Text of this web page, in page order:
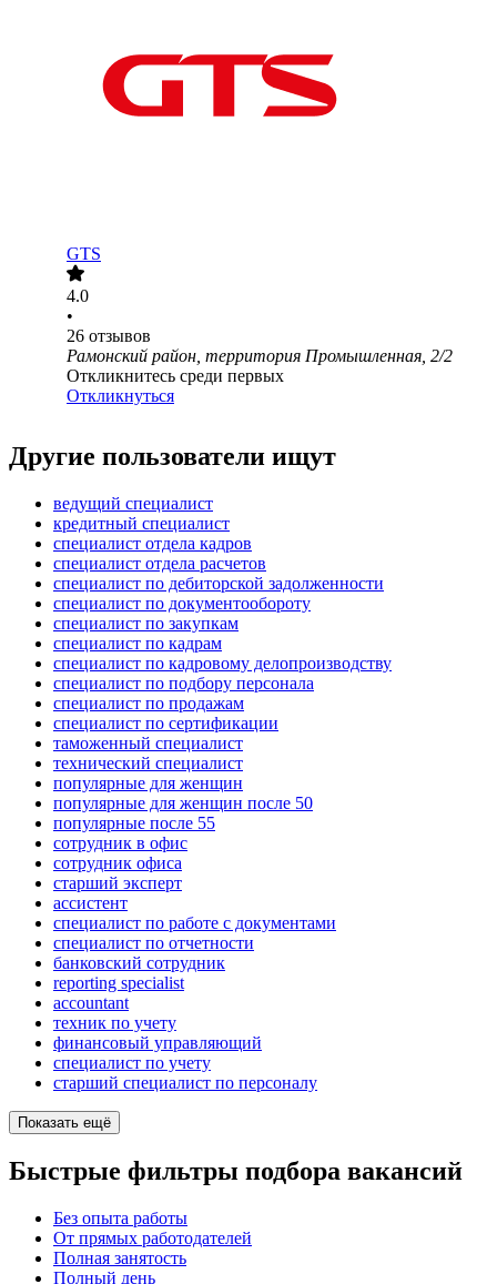
GTS
4.0
•
26 отзывов
Рамонский район, территория Промышленная, 2/2
Откликнитесь среди первых
Откликнуться
Другие пользователи ищут
ведущий специалист
кредитный специалист
специалист отдела кадров
специалист отдела расчетов
специалист по дебиторской задолженности
специалист по документообороту
специалист по закупкам
специалист по кадрам
специалист по кадровому делопроизводству
специалист по подбору персонала
специалист по продажам
специалист по сертификации
таможенный специалист
технический специалист
популярные для женщин
популярные для женщин после 50
популярные после 55
сотрудник в офис
сотрудник офиса
старший эксперт
ассистент
специалист по работе с документами
специалист по отчетности
банковский сотрудник
reporting specialist
accountant
техник по учету
финансовый управляющий
специалист по учету
старший специалист по персоналу
Показать ещё
Быстрые фильтры подбора вакансий
Без опыта работы
От прямых работодателей
Полная занятость
Полный день